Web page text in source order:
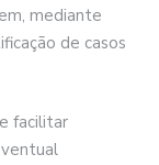
mediante
de casos
facilitar